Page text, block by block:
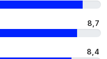
8,7
8,4